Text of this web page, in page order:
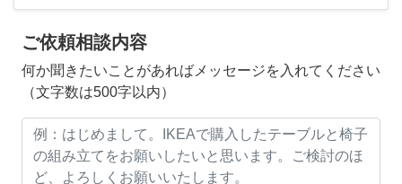
ご依頼相談内容
何か聞きたいことがあればメッセージを入れてください
（文字数は500字以内）